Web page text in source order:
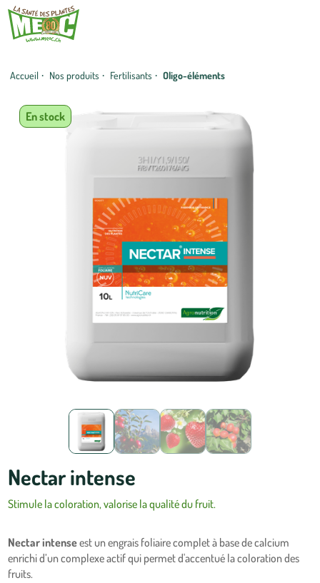
Accueil · Nos produits · Fertilisants · Oligo-éléments
En stock
Nectar intense
Stimule la coloration, valorise la qualité du fruit.
Nectar intenseest un engrais foliaire complet à base de calcium
enrichi d’un complexe actif qui permet d'accentué la coloration des
fruits.